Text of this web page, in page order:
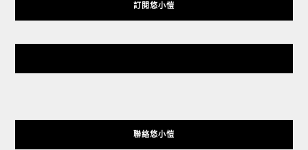
訂閱悠小愷
聯絡悠小愷